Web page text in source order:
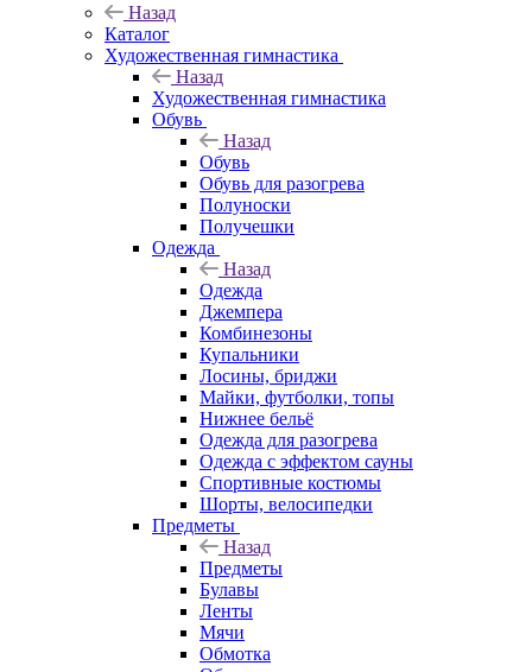
Назад
Каталог
Художественная гимнастика
Назад
Художественная гимнастика
Обувь
Назад
Обувь
Обувь для разогрева
Полуноски
Получешки
Одежда
Назад
Одежда
Джемпера
Комбинезоны
Купальники
Лосины, бриджи
Майки, футболки, топы
Нижнее бельё
Одежда для разогрева
Одежда с эффектом сауны
Спортивные костюмы
Шорты, велосипедки
Предметы
Назад
Предметы
Булавы
Ленты
Мячи
Обмотка